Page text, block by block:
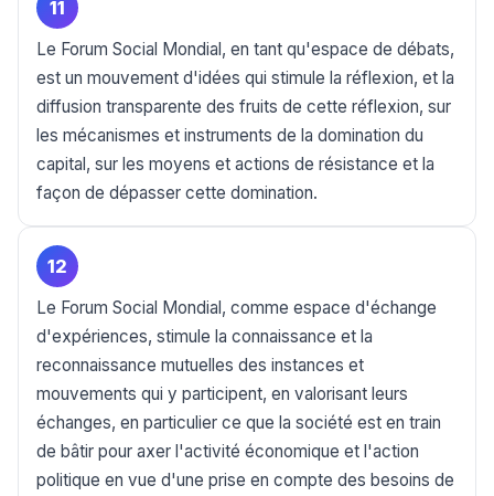
11
Le Forum Social Mondial, en tant qu'espace de débats,
est un mouvement d'idées qui stimule la réflexion, et la
diffusion transparente des fruits de cette réflexion, sur
les mécanismes et instruments de la domination du
capital, sur les moyens et actions de résistance et la
façon de dépasser cette domination.
12
Le Forum Social Mondial, comme espace d'échange
d'expériences, stimule la connaissance et la
reconnaissance mutuelles des instances et
mouvements qui y participent, en valorisant leurs
échanges, en particulier ce que la société est en train
de bâtir pour axer l'activité économique et l'action
politique en vue d'une prise en compte des besoins de